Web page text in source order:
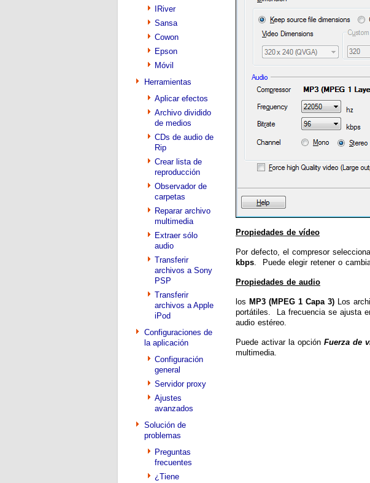
IRiver
Sansa
Cowon
Epson
Móvil
Herramientas
Aplicar efectos
Archivo dividido
de medios
CDs de audio de
Rip
Crear lista de
reproducción
Observador de
carpetas
Reparar archivo
multimedia
Extraer sólo
audio
Transferir
archivos a Sony
PSP
Transferir
archivos a Apple
iPod
Configuraciones de
la aplicación
Configuración
general
Servidor proxy
Ajustes
avanzados
Solución de
problemas
Preguntas
frecuentes
¿Tiene
Propiedades de vídeo
Por defecto, el compresor
kbps . Puede elegir retener o
Propiedades de audio
los MP3 (MPEG 1 Capa 3) Los
portátiles. La frecuencia se ajusta
audio estéreo.
Puede activar la opción Fuerza de
multimedia.